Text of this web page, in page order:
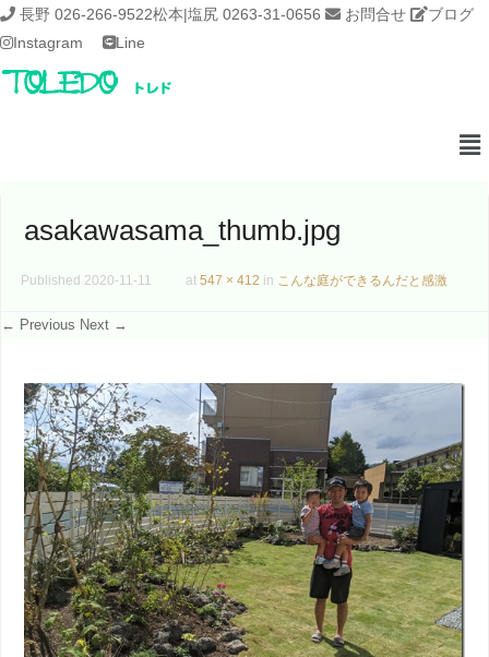
長野 026-266-9522松本|塩尻 0263-31-0656 お問合せ
ブログ
Instagram
Line
asakawasama_thumb.jpg
Published 2020-11-11 at 547 × 412 in こんな庭ができるんだと感激
← Previous Next →